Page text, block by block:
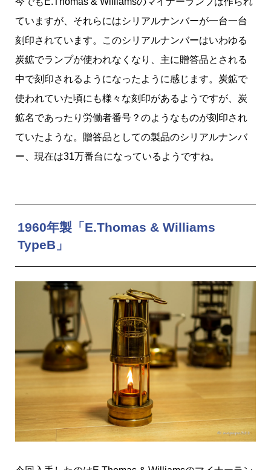
ていますが、それらにはシリアルナンバーが一台一台
刻印されています。このシリアルナンバーはいわゆる
炭鉱でランプが使われなくなり、主に贈答品とされる
中で刻印されるようになったように感じます。炭鉱で
使われていた頃にも様々な刻印があるようですが、炭
鉱名であったり労働者番号？のようなものが刻印され
ていたような。贈答品としての製品のシリアルナンバ
ー、現在は31万番台になっているようですね。
1960年製「E.Thomas & Williams
TypeB」